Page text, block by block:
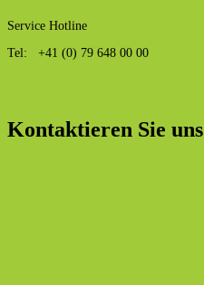
Service Hotline
Tel: +41 (0) 79 648 00 00
Kontaktieren Sie uns